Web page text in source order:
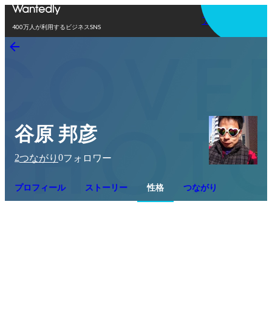
400万人が利用するビジネスSNS
アプリを使う
谷原 邦彦
2つながり 0フォロワー
プロフィール ストーリー 性格 つながり